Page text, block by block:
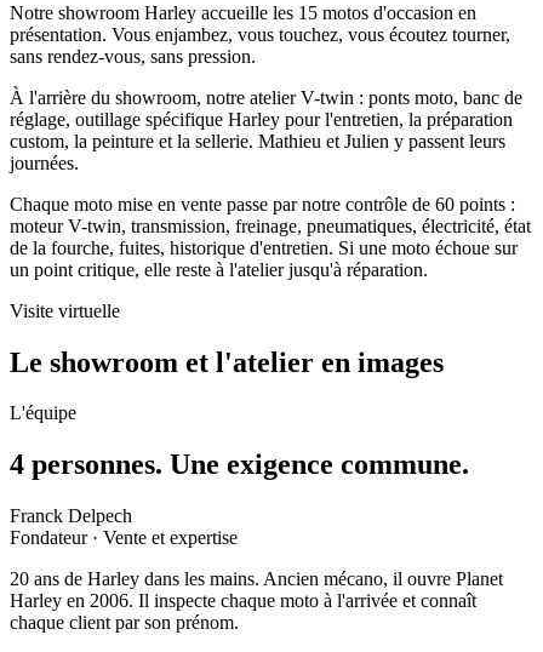
Notre showroom Harley accueille les 15 motos d'occasion en
présentation. Vous enjambez, vous touchez, vous écoutez tourner,
sans rendez-vous, sans pression.
À l'arrière du showroom, notre atelier V-twin : ponts moto, banc de
réglage, outillage spécifique Harley pour l'entretien, la préparation
custom, la peinture et la sellerie. Mathieu et Julien y passent leurs
journées.
Chaque moto mise en vente passe par notre contrôle de 60 points :
moteur V-twin, transmission, freinage, pneumatiques, électricité, état
de la fourche, fuites, historique d'entretien. Si une moto échoue sur
un point critique, elle reste à l'atelier jusqu'à réparation.
Visite virtuelle
Le showroom et l'atelier en images
L'équipe
4 personnes. Une exigence commune.
Franck Delpech
Fondateur · Vente et expertise
20 ans de Harley dans les mains. Ancien mécano, il ouvre Planet
Harley en 2006. Il inspecte chaque moto à l'arrivée et connaît
chaque client par son prénom.